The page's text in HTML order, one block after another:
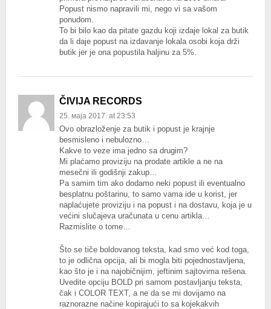
Popust nismo napravili mi, nego vi sa vašom
ponudom.
To bi bilo kao da pitate gazdu koji izdaje lokal za butik
da li daje popust na izdavanje lokala osobi koja drži
butik jer je ona popustila haljinu za 5%.
ČIVIJA RECORDS
25. маја 2017. at 23:53
Ovo obrazloženje za butik i popust je krajnje
besmisleno i nebulozno…
Kakve to veze ima jedno sa drugim?
Mi plaćamo proviziju na prodate artikle a ne na
mesečni ili godišnji zakup…
Pa samim tim ako dodamo neki popust ili eventualno
besplatnu poštarinu, to samo vama ide u korist, jer
naplaćujete proviziju i na popust i na dostavu, koja je u
većini slučajeva uračunata u cenu artikla…
Razmislite o tome…
Što se tiče boldovanog teksta, kad smo već kod toga,
to je odlična opcija, ali bi mogla biti pojednostavljena,
kao što je i na najobičnijim, jeftinim sajtovima rešena.
Uvedite opciju BOLD pri samom postavljanju teksta,
čak i COLOR TEXT, a ne da se mi dovijamo na
raznorazne načine kopirajući to sa kojekakvih